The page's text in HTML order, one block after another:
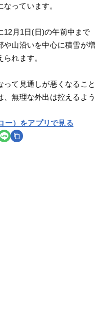
っています。
12月1日(日)の午前中まで
や山沿いを中心に積雪が増
れます。
て見通しが悪くなること
無理な外出は控えるよう
ー）をアプリで見る